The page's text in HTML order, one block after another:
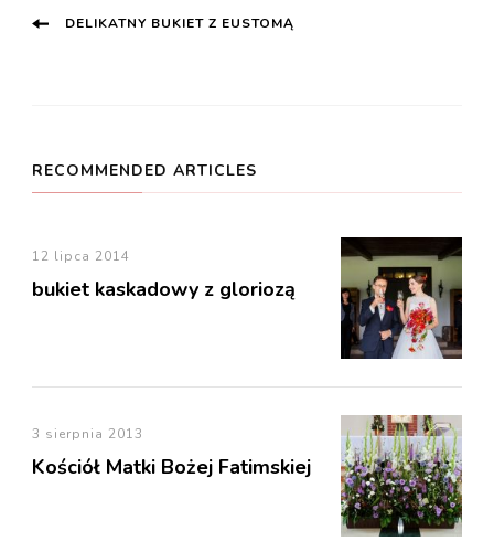
Post
DELIKATNY BUKIET Z EUSTOMĄ
RECOMMENDED ARTICLES
12 lipca 2014
bukiet kaskadowy z gloriozą
3 sierpnia 2013
Kościół Matki Bożej Fatimskiej